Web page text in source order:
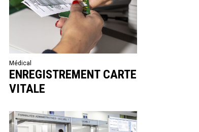
Médical
ENREGISTREMENT CARTE
VITALE